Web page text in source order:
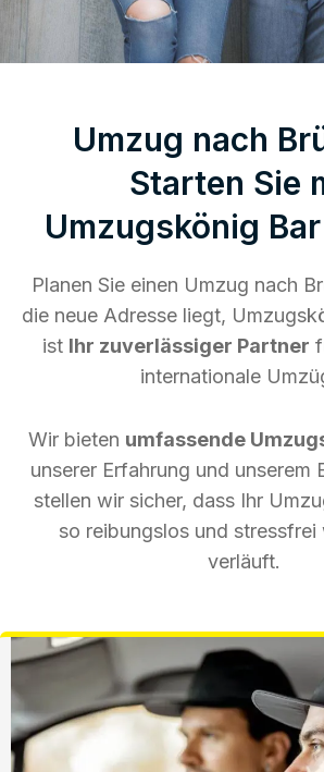
Umzug nach
Starten Sie
Umzugskönig
Planen Sie einen Umzug nach
die neue Adresse liegt,
ist Ihr zuverlässiger Partner
internationale
Wir bieten umfassende
unserer Erfahrung und unserem
stellen wir sicher, dass Ihr
so reibungslos und stressfrei
verläuft.